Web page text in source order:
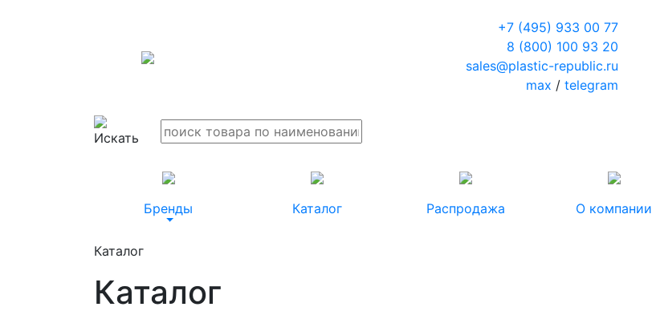
+7 (495) 933 00 77
8 (800) 100 93 20
sales@plastic-republic.ru
max / telegram
Бренды Каталог Распродажа О компании
Каталог
Каталог